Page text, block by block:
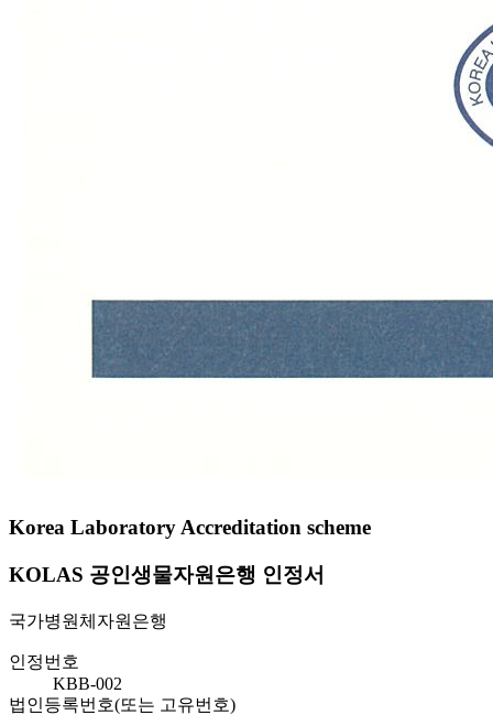
Korea Laboratory Accreditation scheme
KOLAS 공인생물자원은행 인정서
국가병원체자원은행
인정번호
KBB-002
법인등록번호(또는 고유번호)